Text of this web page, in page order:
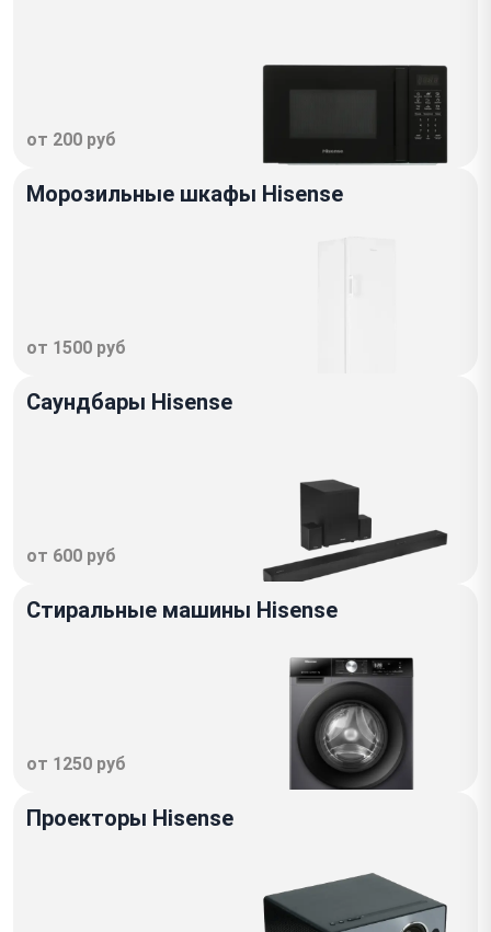
от 200 руб
Морозильные шкафы Hisense
от 1500 руб
Саундбары Hisense
от 600 руб
Стиральные машины Hisense
от 1250 руб
Проекторы Hisense